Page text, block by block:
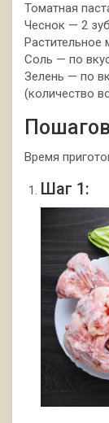
Томатная
Чеснок — 2
Растительное
Соль — по
Зелень — по
(количество
Время
Шаг 1: